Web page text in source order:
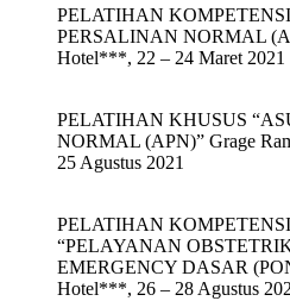
PELATIHAN
PERSALINAN NORMAL
Hotel***, 22 – 24 Maret 2021
PELATIHAN KHUSUS
NORMAL (APN)” Grage
25 Agustus 2021
PELATIHAN
“PELAYANAN
EMERGENCY DASAR
Hotel***, 26 – 28 Agustus